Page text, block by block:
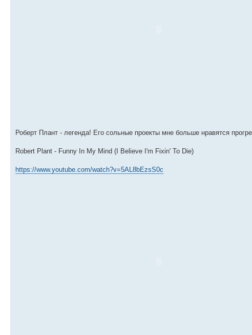
Роберт Плант - легенда! Его сольные проекты мне больше нравятся
Robert Plant - Funny In My Mind (I Believe I'm Fixin' To Die)
https://www.youtube.com/watch?v=5AL8bEzsS0c